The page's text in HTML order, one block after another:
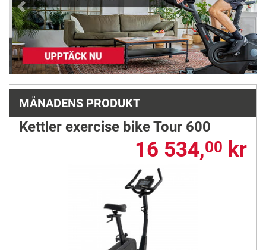
Previous Next
MÅNADENS PRODUKT
Kettler exercise bike Tour 600
16 534,00 kr